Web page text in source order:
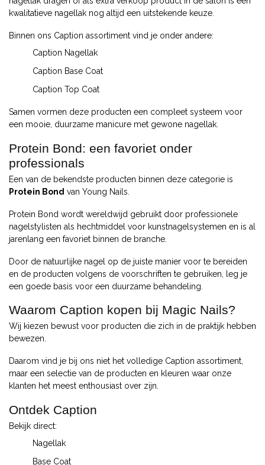
kwalitatieve nagellak nog altijd een uitstekende keuze.
Binnen ons Caption assortiment vind je onder andere:
Caption Nagellak
Caption Base Coat
Caption Top Coat
Samen vormen deze producten een compleet systeem voor
een mooie, duurzame manicure met gewone nagellak.
Protein Bond: een favoriet onder
professionals
Een van de bekendste producten binnen deze categorie is
Protein Bond van Young Nails.
Protein Bond wordt wereldwijd gebruikt door professionele
nagelstylisten als hechtmiddel voor kunstnagelsystemen en is al
jarenlang een favoriet binnen de branche.
Door de natuurlijke nagel op de juiste manier voor te bereiden
en de producten volgens de voorschriften te gebruiken, leg je
een goede basis voor een duurzame behandeling.
Waarom Caption kopen bij Magic Nails?
Wij kiezen bewust voor producten die zich in de praktijk hebben
bewezen.
Daarom vind je bij ons niet het volledige Caption assortiment,
maar een selectie van de producten en kleuren waar onze
klanten het meest enthousiast over zijn.
Ontdek Caption
Bekijk direct:
Nagellak
Base Coat